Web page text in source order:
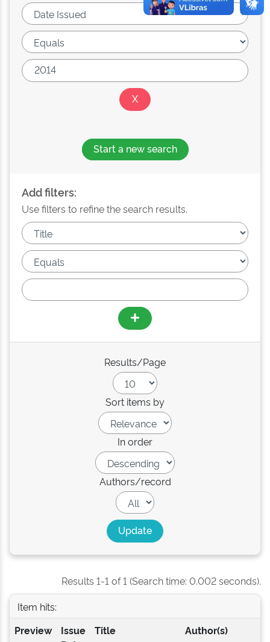
Start a new search
Add filters:
Use filters to refine the search results.
Results/Page
Sort items by
In order
Authors/record
Results 1-1 of 1 (Search time: 0.002 seconds).
Item hits:
Preview
Issue
Title Author(s)